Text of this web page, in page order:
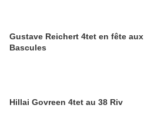
Gustave Reichert 4tet en fête aux
Bascules
Hillai Govreen 4tet au 38 Riv